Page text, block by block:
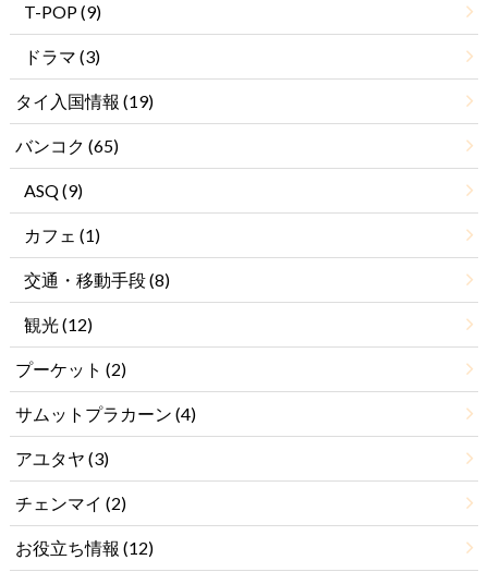
T-POP(9)
ドラマ (3)
タイ入国情報 (19)
バンコク (65)
ASQ(9)
カフェ (1)
交通・移動手段(8)
観光(12)
プーケット (2)
サムットプラカーン (4)
アユタヤ (3)
チェンマイ (2)
お役立ち情報 (12)